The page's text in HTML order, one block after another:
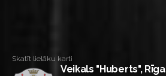
Skatīt lielāku karti
Veikals "Huberts", Rīga